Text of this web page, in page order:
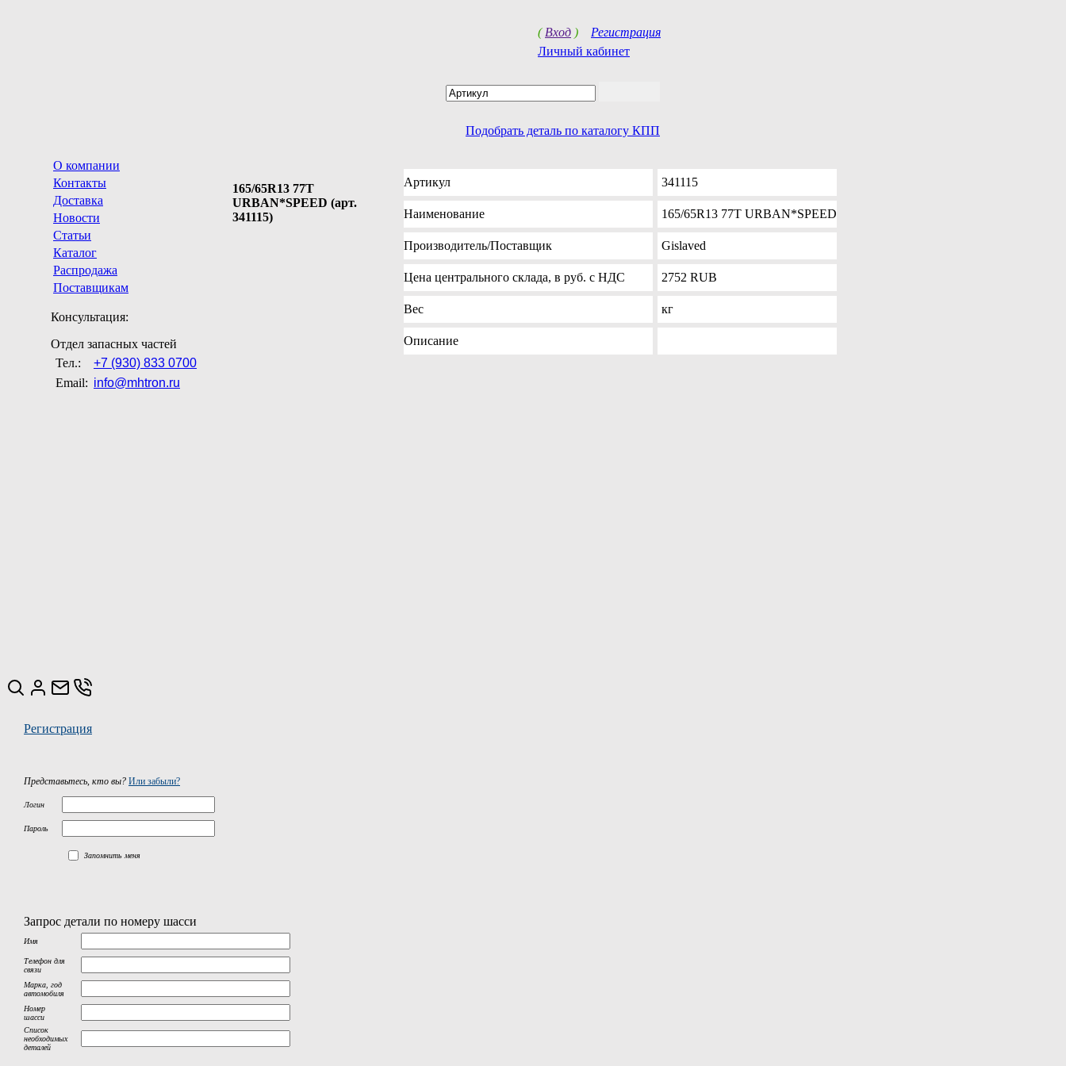
( Вход ) Регистрация
Личный кабинет
Подобрать деталь по каталогу КПП
О компании
Контакты
Доставка
Новости
Статьи
Каталог
Распродажа
Поставщикам
Консультация:
Отдел запасных частей
Тел.:
+7 (930) 833 0700
Email: info@mhtron.ru
165/65R13 77T
URBAN*SPEED (арт.
341115)
Артикул 341115
Наименование 165/65R13 77T URBAN*SPEED
Производитель/Поставщик Gislaved
Цена центрального склада, в руб. с НДС 2752 RUB
Вес кг
Описание
Регистрация
Представьтесь, кто вы? Или забыли?
Логин
Пароль
Запомнить меня
Запрос детали по номеру шасси
Имя
Телефон для
связи
Марка, год
автомобиля
Номер
шасси
Список
необходимых
деталей